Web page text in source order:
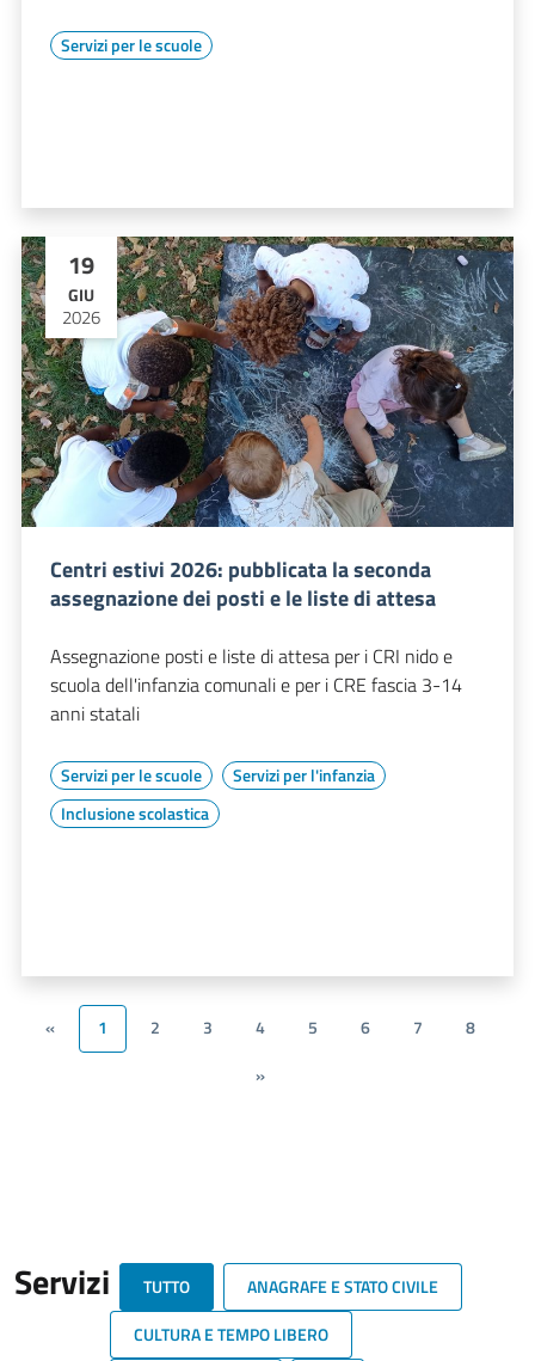
Servizi per le scuole
19
GIU
2026
Centri estivi 2026: pubblicata la seconda
assegnazione dei posti e le liste di attesa
Assegnazione posti e liste di attesa per i CRI nido e
scuola dell'infanzia comunali e per i CRE fascia 3-14
anni statali
Servizi per le scuole
Servizi per l'infanzia
Inclusione scolastica
« 1 2 3 4 5 6 7
8
»
Servizi TUTTO
ANAGRAFE E STATO CIVILE
CULTURA E TEMPO LIBERO